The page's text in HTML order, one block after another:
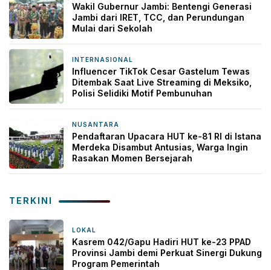
Wakil Gubernur Jambi: Bentengi Generasi
Jambi dari IRET, TCC, dan Perundungan
Mulai dari Sekolah
INTERNASIONAL
Influencer TikTok Cesar Gastelum Tewas
Ditembak Saat Live Streaming di Meksiko,
Polisi Selidiki Motif Pembunuhan
NUSANTARA
Pendaftaran Upacara HUT ke-81 RI di Istana
Merdeka Disambut Antusias, Warga Ingin
Rasakan Momen Bersejarah
TERKINI
LOKAL
Kasrem 042/Gapu Hadiri HUT ke-23 PPAD
Provinsi Jambi demi Perkuat Sinergi Dukung
Program Pemerintah